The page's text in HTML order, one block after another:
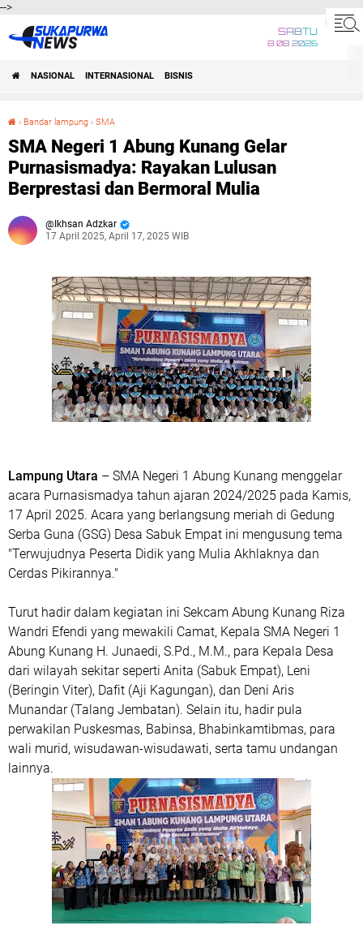
-->
SABTU
8 08 2026
NASIONAL INTERNASIONAL BISNIS
› Bandar lampung › SMA
SMA Negeri 1 Abung Kunang Gelar
Purnasismadya: Rayakan Lulusan
Berprestasi dan Bermoral Mulia
Ikhsan Adzkar
17 April 2025, April 17, 2025 WIB
Lampung Utara – SMA Negeri 1 Abung Kunang menggelar
acara Purnasismadya tahun ajaran 2024/2025 pada Kamis,
17 April 2025. Acara yang berlangsung meriah di Gedung
Serba Guna (GSG) Desa Sabuk Empat ini mengusung tema
"Terwujudnya Peserta Didik yang Mulia Akhlaknya dan
Cerdas Pikirannya."
Turut hadir dalam kegiatan ini Sekcam Abung Kunang Riza
Wandri Efendi yang mewakili Camat, Kepala SMA Negeri 1
Abung Kunang H. Junaedi, S.Pd., M.M., para Kepala Desa
dari wilayah sekitar seperti Anita (Sabuk Empat), Leni
(Beringin Viter), Dafit (Aji Kagungan), dan Deni Aris
Munandar (Talang Jembatan). Selain itu, hadir pula
perwakilan Puskesmas, Babinsa, Bhabinkamtibmas, para
wali murid, wisudawan-wisudawati, serta tamu undangan
lainnya.